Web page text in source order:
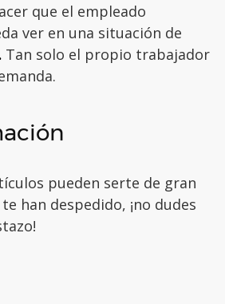
que el empleado
ver en una situación de
Tan solo el propio trabajador
pueden serte de gran
han despedido, ¡no dudes